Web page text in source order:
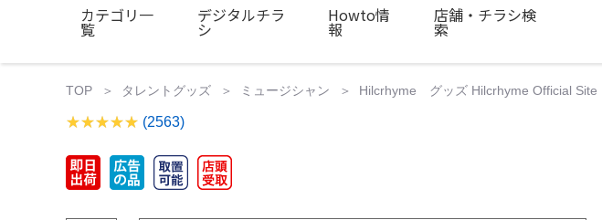
カテゴリ一
覧
デジタルチラ
シ
Howto情
報
店舗・チラシ検
索
TOP タレントグッズ ミュージシャン Hilcrhyme グッズ Hilcrhyme Official Site
(2563)